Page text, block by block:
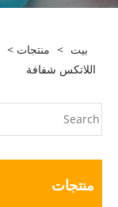
بيت > منتجات >
اللاتكس شفافة
منتجات